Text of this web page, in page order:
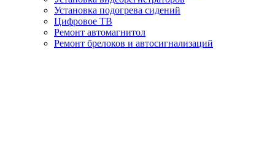
Установка подогрева сидений
Цифровое ТВ
Ремонт автомагнитол
Ремонт брелоков и автосигнализаций